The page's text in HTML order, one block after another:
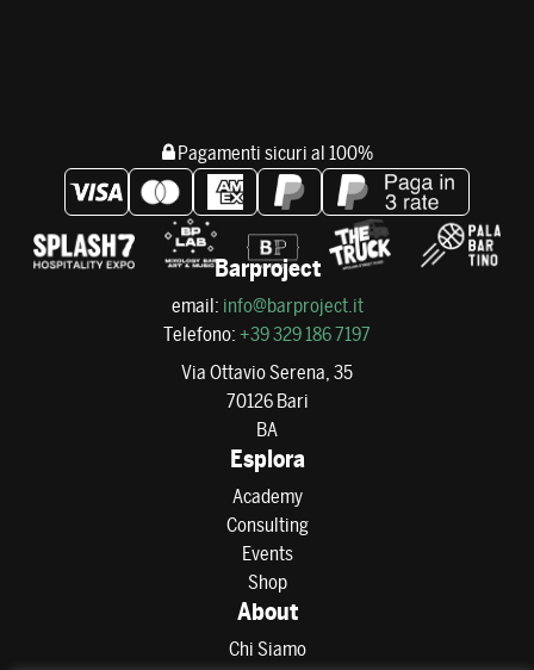
Pagamenti sicuri al 100%
Barproject
email: info@barproject.it
Telefono: +39 329 186 7197
Via Ottavio Serena, 35
70126 Bari
BA
Esplora
Academy
Consulting
Events
Shop
About
Chi Siamo